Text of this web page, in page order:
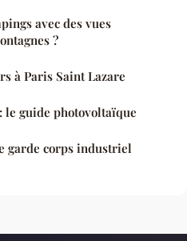
avec des vues
?
à Paris Saint Lazare
guide photovoltaïque
garde corps industriel